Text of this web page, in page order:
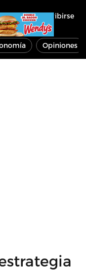
Inscribirse
Opiniones